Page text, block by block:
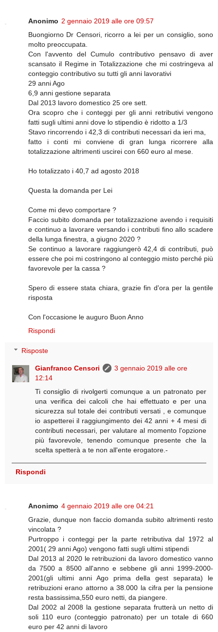
Anonimo 2 gennaio 2019 alle ore 09:57
Buongiorno Dr Censori, ricorro a lei per un consiglio, sono
molto preoccupata.
Con l'avvento del Cumulo contributivo pensavo di aver
scansato il Regime in Totalizzazione che mi costringeva al
conteggio contributivo su tutti gli anni lavorativi
29 anni Ago
6,9 anni gestione separata
Dal 2013 lavoro domestico 25 ore sett.
Ora scopro che i conteggi per gli anni retributivi vengono
fatti sugli ultimi anni dove lo stipendio è ridotto a 1/3
Stavo rincorrendo i 42,3 di contributi necessari da ieri ma,
fatto i conti mi conviene di gran lunga ricorrere alla
totalizzazione altrimenti uscirei con 660 euro al mese.
Ho totalizzato i 40,7 ad agosto 2018
Questa la domanda per Lei
Come mi devo comportare ?
Faccio subito domanda per totalizzazione avendo i requisiti
e continuo a lavorare versando i contributi fino allo scadere
della lunga finestra, a giugno 2020 ?
Se continuo a lavorare raggiungerò 42,4 di contributi, può
essere che poi mi costringono al conteggio misto perché più
favorevole per la cassa ?
Spero di essere stata chiara, grazie fin d'ora per la gentile
risposta
Con l'occasione le auguro Buon Anno
Rispondi
Risposte
Gianfranco Censori
3 gennaio 2019 alle ore
12:14
Ti consiglio di rivolgerti comunque a un patronato per
una verifica dei calcoli che hai effettuato e per una
sicurezza sul totale dei contributi versati , e comunque
io aspetterei il raggiungimento dei 42 anni + 4 mesi di
contributi necessari, per valutare al momento l'opzione
più favorevole, tenendo comunque presente che la
scelta spetterà a te non all'ente erogatore.-
Rispondi
Anonimo 4 gennaio 2019 alle ore 04:21
Grazie, dunque non faccio domanda subito altrimenti resto
vincolata ?
Purtroppo i conteggi per la parte retributiva dal 1972 al
2001( 29 anni Ago) vengono fatti sugli ultimi stipendi
Dal 2013 al 2020 le retribuzioni da lavoro domestico vanno
da 7500 a 8500 all'anno e sebbene gli anni 1999-2000-
2001(gli ultimi anni Ago prima della gest separata) le
retribuzioni erano attorno a 38.000 la cifra per la pensione
resta bassissima,550 euro netti, da piangere.
Dal 2002 al 2008 la gestione separata frutterà un netto di
soli 110 euro (conteggio patronato) per un totale di 660
euro per 42 anni di lavoro